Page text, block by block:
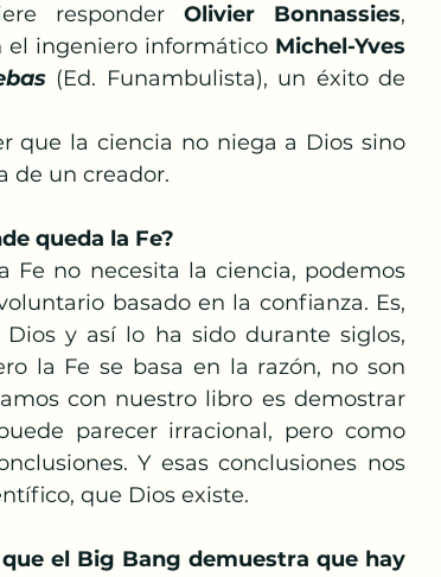
Santa Pascua Catequesis
responder Olivier Bonnassies,
el ingeniero informático Michel-Yves
(Ed. Funambulista), un éxito de
que la ciencia no niega a Dios sino
de un creador.
queda la Fe?
Fe no necesita la ciencia, podemos
basado en la confianza. Es,
y así lo ha sido durante siglos,
la Fe se basa en la razón, no son
con nuestro libro es demostrar
parecer irracional, pero como
Y esas conclusiones nos
que Dios existe.
el Big Bang demuestra que hay